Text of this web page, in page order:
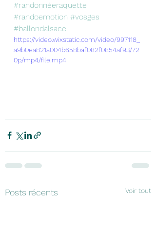
#randonnéeraquette
#randoemotion #vosges
#ballondalsace
https://video.wixstatic.com/video/997118_
a9b0ea821a004b658baf082f0854af93/72
0p/mp4/file.mp4
Posts récents Voir tout